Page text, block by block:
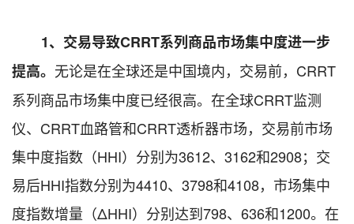
1、交易导致CRRT系列商品市场集中度进一步
提高。 无论是在全球还是中国境内，交易前，CRRT
系列商品市场集中度已经很高。在全球CRRT监测
仪、CRRT血路管和CRRT透析器市场，交易前市场
集中度指数（HHI）分别为3612、3162和2908；交
易后HHI指数分别为4410、3798和4108，市场集中
度指数增量（ΔHHI）分别达到798、636和1200。在